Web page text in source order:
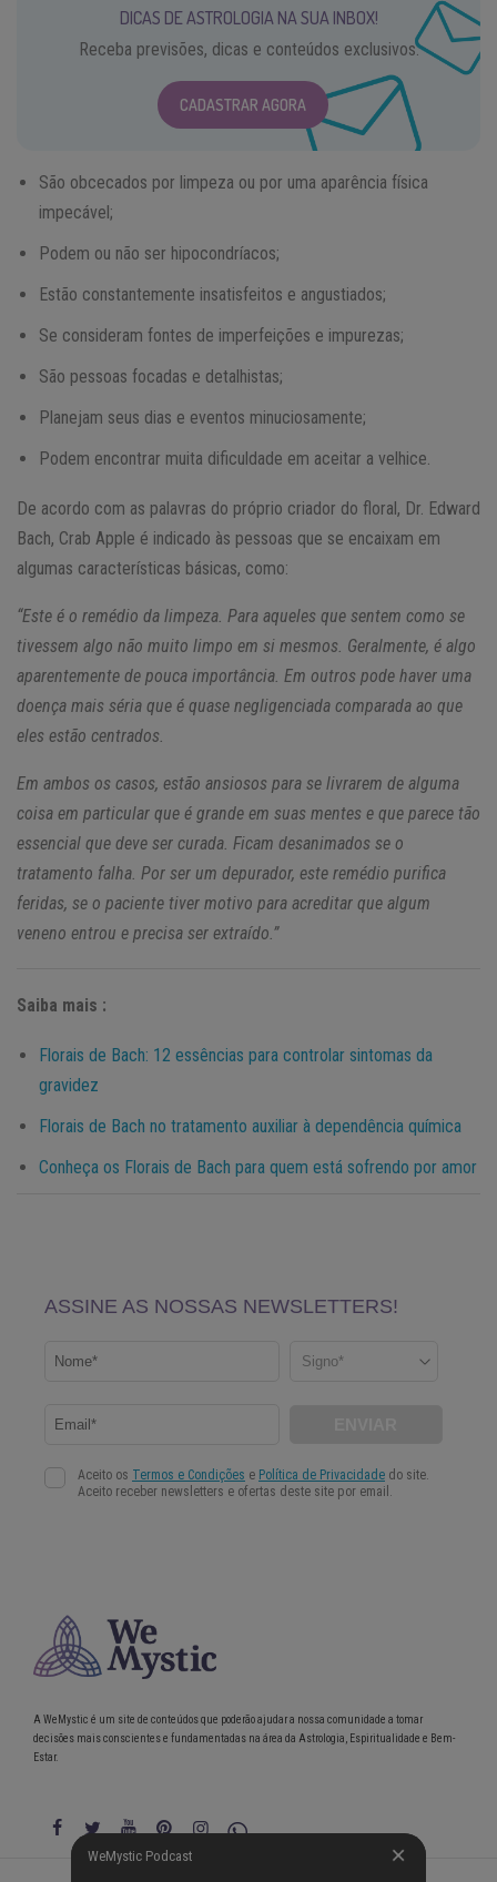
DICAS DE ASTROLOGIA NA SUA INBOX!
Receba previsões, dicas e conteúdos exclusivos.
CADASTRAR AGORA
São obcecados por limpeza ou por uma aparência física
impecável;
Podem ou não ser hipocondríacos;
Estão constantemente insatisfeitos e angustiados;
Se consideram fontes de imperfeições e impurezas;
São pessoas focadas e detalhistas;
Planejam seus dias e eventos minuciosamente;
Podem encontrar muita dificuldade em aceitar a velhice.
De acordo com as palavras do próprio criador do floral, Dr. Edward
Bach, Crab Apple é indicado às pessoas que se encaixam em
algumas características básicas, como:
“Este é o remédio da limpeza. Para aqueles que sentem como se
tivessem algo não muito limpo em si mesmos. Geralmente, é algo
aparentemente de pouca importância. Em outros pode haver uma
doença mais séria que é quase negligenciada comparada ao que
eles estão centrados.
Em ambos os casos, estão ansiosos para se livrarem de alguma
coisa em particular que é grande em suas mentes e que parece tão
essencial que deve ser curada. Ficam desanimados se o
tratamento falha. Por ser um depurador, este remédio purifica
feridas, se o paciente tiver motivo para acreditar que algum
veneno entrou e precisa ser extraído.”
Saiba mais :
Florais de Bach: 12 essências para controlar sintomas da
gravidez
Florais de Bach no tratamento auxiliar à dependência química
Conheça os Florais de Bach para quem está sofrendo por amor
WeMystic Podcast
A WeMystic é um site de conteúdos que poderão ajudar a nossa comunidade a tomar
decisões mais conscientes e fundamentadas na área da Astrologia, Espiritualidade e Bem-
Estar.
WeMystic Podcast